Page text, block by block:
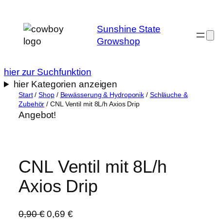
Inhalt
springen
Sunshine State
Growshop
hier zur Suchfunktion
hier Kategorien anzeigen
Start/Shop/ Bewässerung & Hydroponik / Schläuche &
Zubehör / CNL Ventil mit 8L/h Axios Drip
Angebot!
CNL Ventil mit 8L/h
Axios Drip
0,90€ U
0,69 €A